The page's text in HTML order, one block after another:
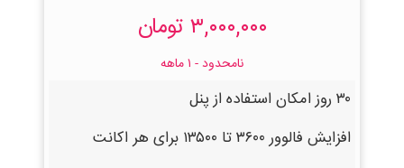
۳,۰۰۰,۰۰۰ تومان
نامحدود - ۱ ماهه
۳۰ روز امکان استفاده از پنل
افزایش فالوور ۳۶۰۰ تا ۱۳۵۰۰ برای هر اکانت